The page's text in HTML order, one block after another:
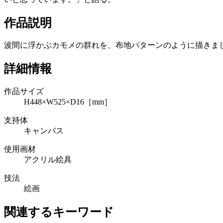
作品説明
波間に浮かぶカモメの群れを、布地パターンのように描きま
詳細情報
作品サイズ
H448×W525×D16［mm］
支持体
キャンバス
使用画材
アクリル絵具
技法
絵画
関連するキーワード